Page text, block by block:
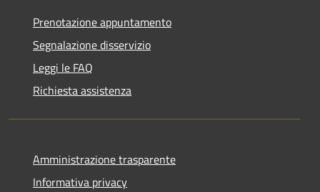
Prenotazione appuntamento
Segnalazione disservizio
Leggi le FAQ
Richiesta assistenza
Amministrazione trasparente
Informativa privacy